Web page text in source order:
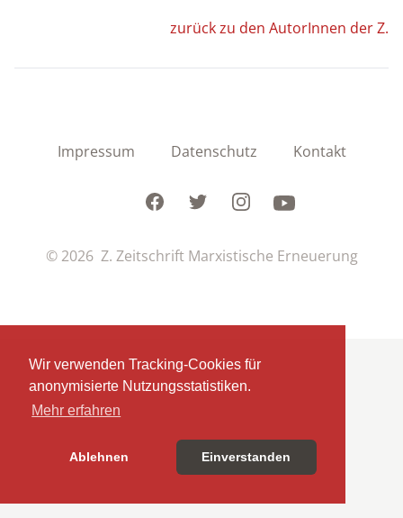
Wir verwenden Tracking-Cookies für
anonymisierte Nutzungsstatistiken.
Mehr erfahren
Ablehnen Einverstanden
zurück zu den AutorInnen der Z.
Impressum Datenschutz Kontakt
FacebookTwitterInstagramYoutube
© 2026 Z. Zeitschrift Marxistische Erneuerung